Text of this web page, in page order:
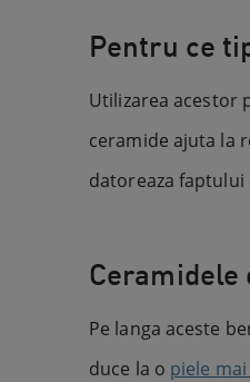
Pentru ce
Utilizarea acestor
ceramide ajuta la
datoreaza
Ceramidele
Pe langa aceste
duce la o piele